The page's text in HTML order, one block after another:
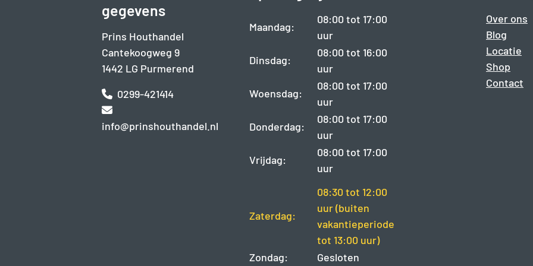
gegevens
Prins Houthandel
Cantekoogweg 9
1442 LG Purmerend
0299-421414
info@prinshouthandel.nl
Maandag:
08:00 tot 17:00
uur
Dinsdag:
08:00 tot 16:00
uur
Woensdag:
08:00 tot 17:00
uur
Donderdag:
08:00 tot 17:00
uur
Vrijdag:
08:00 tot 17:00
uur
Zaterdag:
08:30 tot 12:00
uur (buiten
vakantieperiode
tot 13:00 uur)
Zondag:
Gesloten
Over ons
Blog
Locatie
Shop
Contact